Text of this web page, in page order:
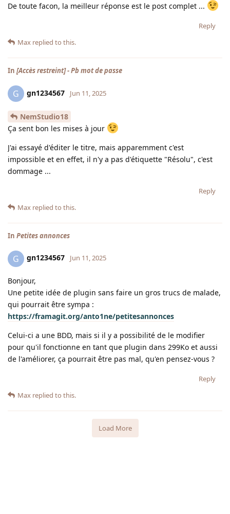
De toute facon, la meilleur réponse est le post complet ...
Reply
Max replied to this.
In [Accès restreint] - Pb mot de passe
G gn1234567 Jun 11, 2025
NemStudio18
Ça sent bon les mises à jour
J'ai essayé d'éditer le titre, mais apparemment c'est
impossible et en effet, il n'y a pas d'étiquette "Résolu", c'est
dommage ...
Reply
Max replied to this.
In Petites annonces
G gn1234567 Jun 11, 2025
Bonjour,
Une petite idée de plugin sans faire un gros trucs de malade,
qui pourrait être sympa :
https://framagit.org/anto1ne/petitesannonces
Celui-ci a une BDD, mais si il y a possibilité de le modifier
pour qu'il fonctionne en tant que plugin dans 299Ko et aussi
de l'améliorer, ça pourrait être pas mal, qu'en pensez-vous ?
Reply
Max replied to this.
Load More